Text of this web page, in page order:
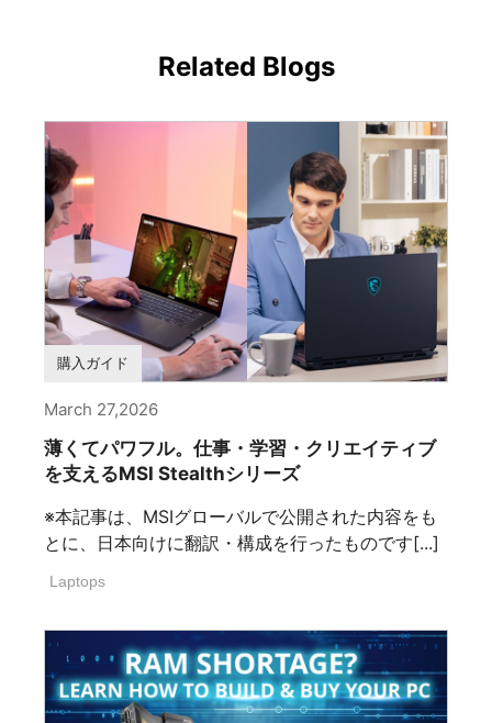
Related Blogs
購入ガイド
March 27,2026
薄くてパワフル。仕事・学習・クリエイティブ
を支えるMSI Stealthシリーズ
※本記事は、MSIグローバルで公開された内容をも
とに、日本向けに翻訳・構成を行ったものです[...]
Laptops